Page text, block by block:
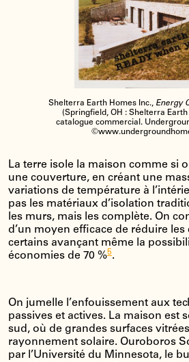
Shelterra Earth Homes Inc., Energy
(Springfield, OH : Shelterra Earth
catalogue commercial.
La terre isole la maison comme si
une couverture, en créant une
variations de température à
pas les matériaux d’isolation
les murs, mais les complète. On
d’un moyen efficace de réduire
certains avançant même la
économies de 70 %5.
On jumelle l’enfouissement aux
passives et actives. La maison est
sud, où de grandes surfaces
rayonnement solaire. Ouroboros
par l’Université du Minnesota, le